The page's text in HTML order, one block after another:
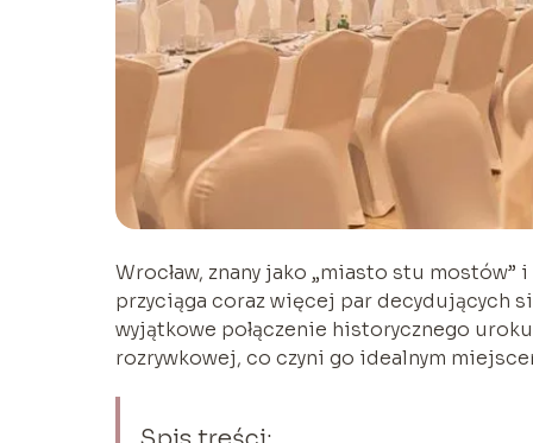
Wrocław, znany jako „miasto stu
przyciąga coraz więcej par decydujących
wyjątkowe połączenie historycznego
rozrywkowej, co czyni go idealnym